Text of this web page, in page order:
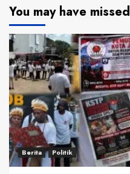
You may have missed
Berita Politik